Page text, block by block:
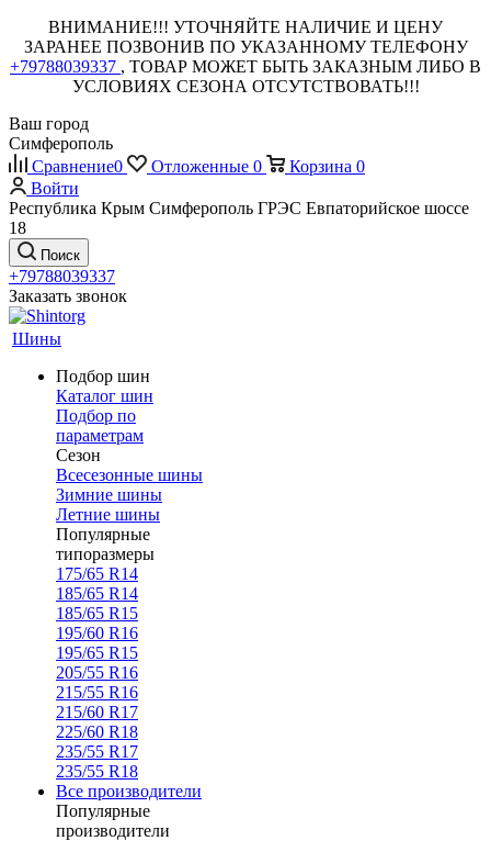
ВНИМАНИЕ!!! УТОЧНЯЙТЕ НАЛИЧИЕ И ЦЕНУ
ЗАРАНЕЕ ПОЗВОНИВ ПО УКАЗАННОМУ ТЕЛЕФОНУ
+79788039337 , ТОВАР МОЖЕТ БЫТЬ ЗАКАЗНЫМ ЛИБО В
УСЛОВИЯХ СЕЗОНА ОТСУТСТВОВАТЬ!!!
Ваш город
Симферополь
Сравнение0 Отложенные 0 Корзина 0
Войти
Республика Крым Симферополь ГРЭС Евпаторийское шоссе
18
Поиск
+79788039337
Заказать звонок
Шины
Подбор шин
Каталог шин
Подбор по
параметрам
Сезон
Всесезонные шины
Зимние шины
Летние шины
Популярные
типоразмеры
175/65 R14
185/65 R14
185/65 R15
195/60 R16
195/65 R15
205/55 R16
215/55 R16
215/60 R17
225/60 R18
235/55 R17
235/55 R18
Все производители
Популярные
производители